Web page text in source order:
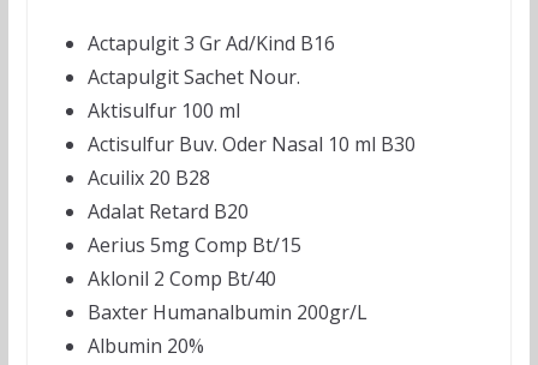
Actapulgit 3 Gr Ad/Kind B16
Actapulgit Sachet Nour.
Aktisulfur 100 ml
Actisulfur Buv. Oder Nasal 10 ml B30
Acuilix 20 B28
Adalat Retard B20
Aerius 5mg Comp Bt/15
Aklonil 2 Comp Bt/40
Baxter Humanalbumin 200gr/L
Albumin 20%